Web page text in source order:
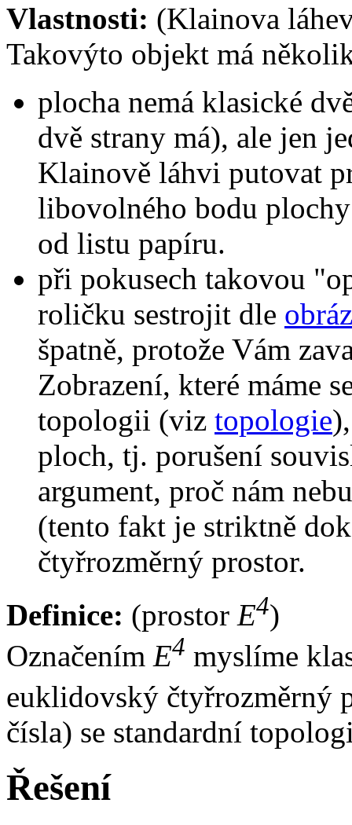
Vlastnosti: (Klainova
Takovýto objekt má
plocha nemá klasické
dvě strany má), ale jen
Klainově láhvi putovat
libovolného bodu
od listu papíru.
při pokusech takovou
roličku sestrojit dle
špatně, protože Vám
Zobrazení, které máme
topologii (viz topologie
ploch, tj. porušení
argument, proč nám
(tento fakt je striktně
čtyřrozměrný prostor.
Definice: (prostor E4)
Označením E4 myslíme
euklidovský čtyřrozměrný
čísla) se standardní
Řešení